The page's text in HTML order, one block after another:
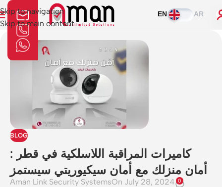
Skip to navigation
Skip to main content
EN AR
BLOG
كاميرات المراقبة اللاسلكية في قطر :
أمان منزلك مع أمان سيكيوريتي سيستمز
Aman Link Security SystemsOn July 28, 2024 0